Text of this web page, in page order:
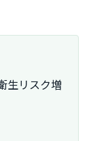
生リスク増